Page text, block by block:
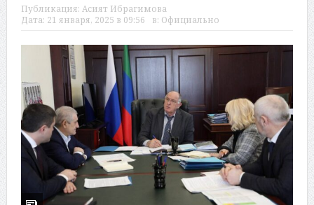
Публикация: Асият Ибрагимова
Дата: 21 января, 2025 в 09:56 в: Официально